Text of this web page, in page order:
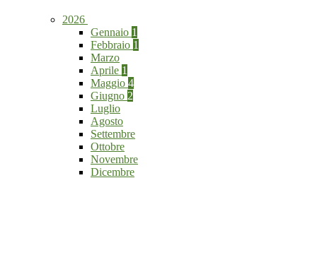
2026
Gennaio 1
Febbraio 1
Marzo
Aprile 1
Maggio 4
Giugno 2
Luglio
Agosto
Settembre
Ottobre
Novembre
Dicembre